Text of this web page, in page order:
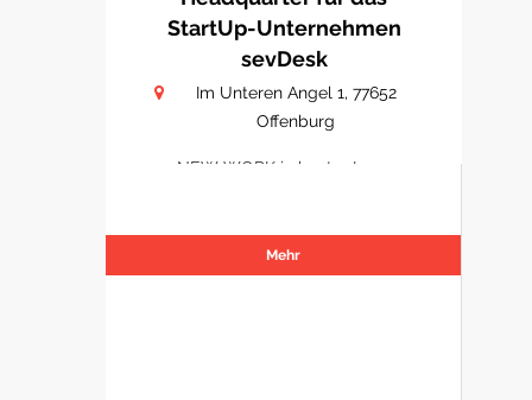
StartUp-Unternehmen
sevDesk
Im Unteren Angel 1, 77652
Offenburg
NEW WORK in bester Lage
Mehr